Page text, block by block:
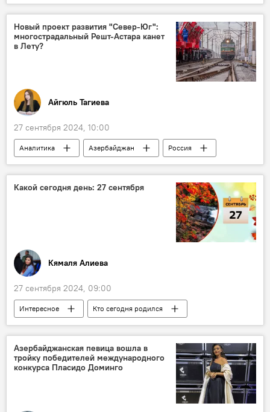
Война
Конфликт
Южный Кавказ
Армения
Ильхам Алиев
Владимир Путин
Президент
трехстороннее заявление
БПЛА
Мобилизация
Новый проект развития "Север-Юг":
многострадальный Решт-Астара канет
в Лету?
Айгюль Тагиева
27 сентября 2024, 10:00
Аналитика Азербайджан
Россия
Иран
ВТБ
международный транспортный коридор "Север-Юг"
Тоннель
Строительство
Какой сегодня день: 27 сентября
Кямаля Алиева
27 сентября 2024, 09:00
Интересное
Кто сегодня родился
Какой сегодня праздник
Азербайджан
Общество
Туризм
Отечественная война
Железная дорога
Азербайджанская певица вошла в
тройку победителей международного
конкурса Пласидо Доминго